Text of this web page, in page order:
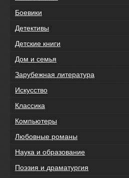
Боевики
Детективы
Детские книги
Дом и семья
Зарубежная литература
Искусство
Классика
Компьютеры
Любовные романы
Наука и образование
Поэзия и драматургия